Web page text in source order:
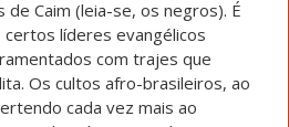
de Caim (leia-se, os negros). É
líderes evangélicos
com trajes que
Os cultos afro-brasileiros, ao
cada vez mais ao